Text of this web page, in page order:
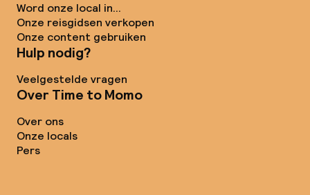
Word onze local in...
Onze reisgidsen verkopen
Onze content gebruiken
Hulp nodig?
Veelgestelde vragen
Over Time to Momo
Over ons
Onze locals
Pers